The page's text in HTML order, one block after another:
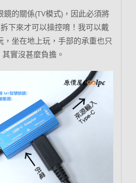
鏡的關係(TV模式)，因此必須將
下來才可以操控唷！我可以戴
，坐在地上玩，手部的承重也只
其實沒甚麼負擔。